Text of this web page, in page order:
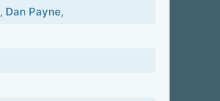
, Dan Payne,